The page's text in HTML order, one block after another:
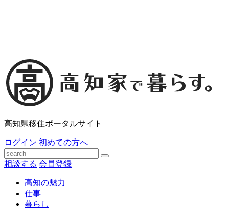
高知県移住ポータルサイト
ログイン 初めての方へ
相談する 会員登録
高知の魅力
仕事
暮らし